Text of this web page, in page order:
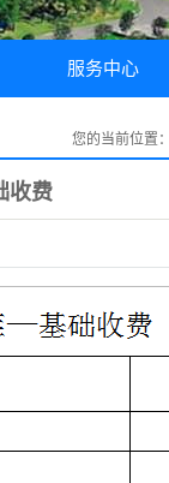
服务中心
保修说明
您的当前位置：
收费